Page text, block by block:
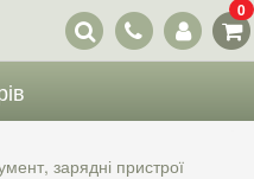
Наші
контакти
0
зарядні пристрої